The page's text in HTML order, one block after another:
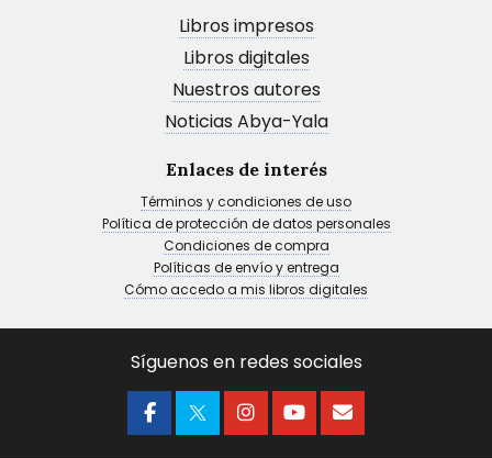
Libros impresos
Libros digitales
Nuestros autores
Noticias Abya-Yala
Enlaces de interés
Términos y condiciones de uso
Política de protección de datos personales
Condiciones de compra
Políticas de envío y entrega
Cómo accedo a mis libros digitales
Síguenos en redes sociales